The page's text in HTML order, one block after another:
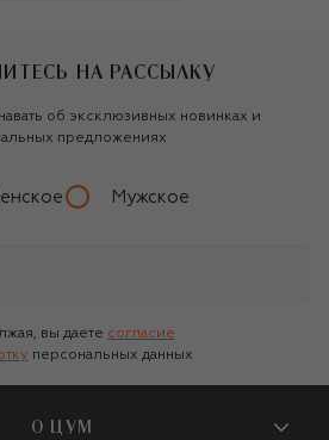
НА РАССЫЛКУ
об эксклюзивных новинках и
предложениях
Мужское
вы даете согласие
персональных данных
О ЦУМ